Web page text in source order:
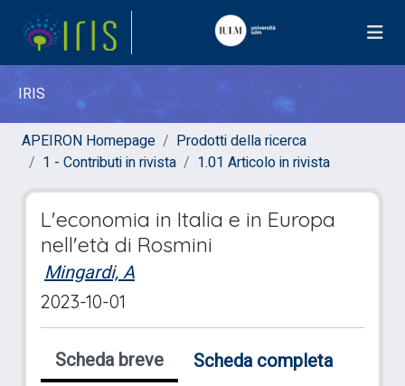
IRIS
APEIRON Homepage
Prodotti della ricerca
1 - Contributi in rivista
1.01 Articolo in rivista
L'economia in Italia e in Europa
nell'età di Rosmini
Mingardi, A
2023-10-01
Scheda breve
Scheda completa